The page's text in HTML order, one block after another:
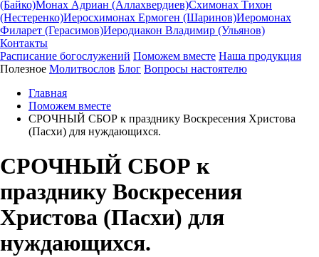
(Байко)Монах Адриан (Аллахвердиев)Схимонах Тихон
(Нестеренко)Иеросхимонах Ермоген (Шаринов)Иеромонах
Филарет (Герасимов)Иеродиакон Владимир (Ульянов)
Контакты
Расписание богослужений Поможем вместе Наша продукция
Полезное Молитвослов Блог Вопросы настоятелю
Главная
Поможем вместе
СРОЧНЫЙ СБОР к празднику Воскресения Христова
(Пасхи) для нуждающихся.
СРОЧНЫЙ СБОР к
празднику Воскресения
Христова (Пасхи) для
нуждающихся.